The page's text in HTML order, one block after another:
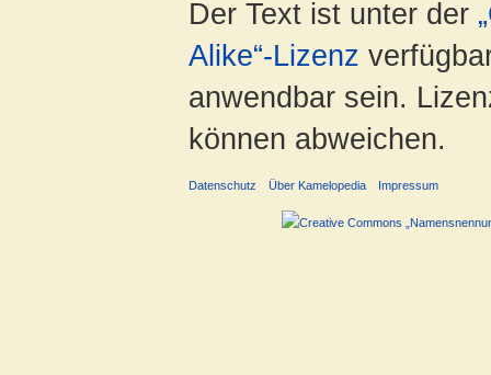
Der Text ist unter der
Alike“-Lizenz
anwendbar sein.
können abweichen.
Datenschutz Über Kamelopedia Impressum